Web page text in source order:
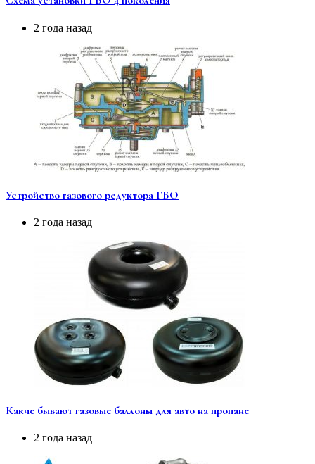
2 года назад
Устройство газового редуктора ГБО
2 года назад
Какие бывают газовые баллоны для авто на пропане
2 года назад